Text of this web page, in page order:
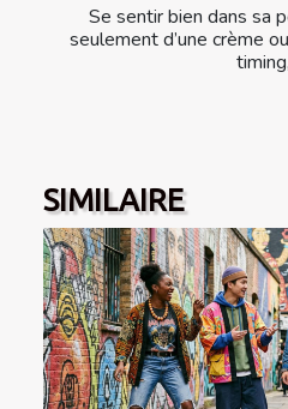
Se sentir bien dans sa
seulement d’une crème
SIMILAIRE